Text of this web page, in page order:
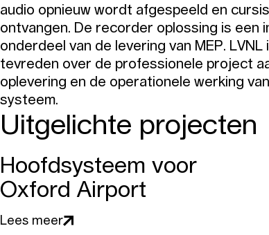
audio opnieuw wordt afgespeeld en
ontvangen. De recorder oplossing is een
onderdeel van de levering van MEP. LVNL
tevreden over de professionele project
oplevering en de operationele werking
systeem.
Uitgelichte projecten
Hoofdsysteem voor
Oxford Airport
Lees meer